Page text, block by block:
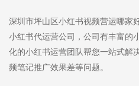
深圳市坪山区小红书视频营运哪家
小红书代运营公司，公司有丰富的
化的小红书运营团队帮您一站式解
频笔记推广效果差等问题。